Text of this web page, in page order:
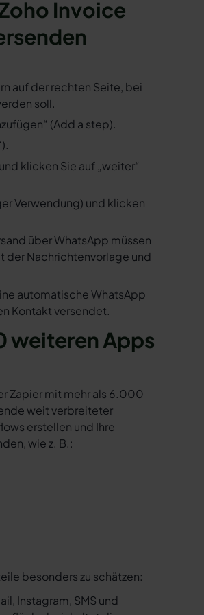
Invoice
auf der rechten Seite, bei
soll.
(Add a step).
klicken Sie auf „weiter“
Verwendung) und klicken
über WhatsApp müssen
der Nachrichtenvorlage und
automatische WhatsApp
Kontakt versendet.
weiteren Apps
Zapier mit mehr als 6.000
weit verbreiteter
erstellen und Ihre
wie z. B.:
besonders zu schätzen:
Instagram, SMS und